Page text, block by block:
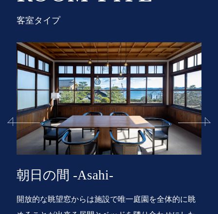
客室タイプ
朝日の間 -Asahi-
開放的な眺望窓からは施設で唯一庭園を全体的に眺